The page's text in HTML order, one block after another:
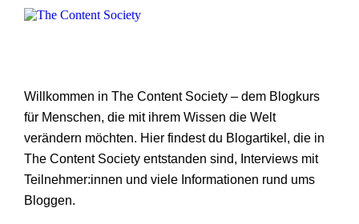
Willkommen in The Content Society – dem Blogkurs
für Menschen, die mit ihrem Wissen die Welt
verändern möchten. Hier findest du Blogartikel, die in
The Content Society entstanden sind, Interviews mit
Teilnehmer:innen und viele Informationen rund ums
Bloggen.